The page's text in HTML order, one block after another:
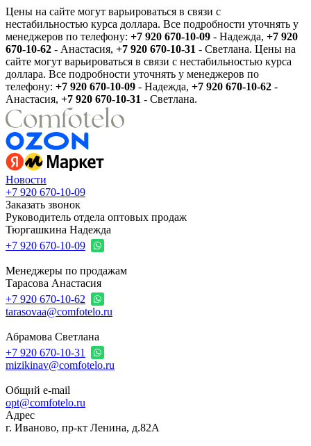
Цены на сайте могут варьироваться в связи с
нестабильностью курса доллара. Все подробности уточнять у
менеджеров по телефону: +7 920 670-10-09 - Надежда, +7 920
670-10-62 - Анастасия, +7 920 670-10-31 - Светлана. Цены на
сайте могут варьироваться в связи с нестабильностью курса
доллара. Все подробности уточнять у менеджеров по
телефону: +7 920 670-10-09 - Надежда, +7 920 670-10-62 -
Анастасия, +7 920 670-10-31 - Светлана.
Новости
+7 920 670-10-09
Заказать звонок
Руководитель отдела оптовых продаж
Тюргашкина Надежда
+7 920 670-10-09
Менеджеры по продажам
Тарасова Анастасия
+7 920 670-10-62
tarasovaa@comfotelo.ru
Абрамова Светлана
+7 920 670-10-31
mizikinav@comfotelo.ru
Общий e-mail
opt@comfotelo.ru
Адрес
г. Иваново, пр-кт Ленина, д.82А